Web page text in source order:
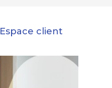
Espace client